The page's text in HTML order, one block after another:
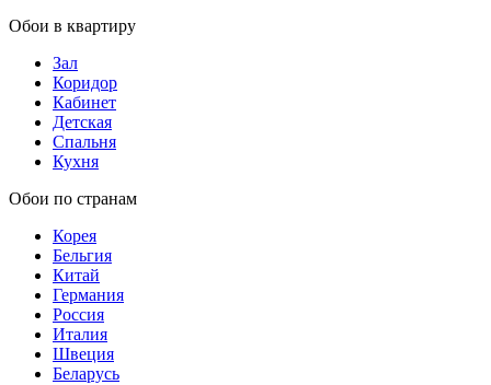
Обои в квартиру
Зал
Коридор
Кабинет
Детская
Спальня
Кухня
Обои по странам
Корея
Бельгия
Китай
Германия
Россия
Италия
Швеция
Беларусь